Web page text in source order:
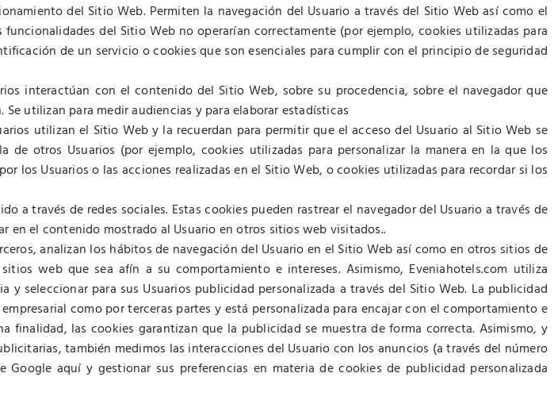
del Sitio Web. Permiten la navegación del Usuario a través del Sitio Web así como el
del Sitio Web no operarían correctamente (por ejemplo, cookies utilizadas para
de un servicio o cookies que son esenciales para cumplir con el principio de seguridad
interactúan con el contenido del Sitio Web, sobre su procedencia, sobre el navegador que
utilizan para medir audiencias y para elaborar estadísticas
utilizan el Sitio Web y la recuerdan para permitir que el acceso del Usuario al Sitio Web se
otros Usuarios (por ejemplo, cookies utilizadas para personalizar la manera en la que los
los Usuarios o las acciones realizadas en el Sitio Web, o cookies utilizadas para recordar si los
a través de redes sociales. Estas cookies pueden rastrear el navegador del Usuario a través de
en el contenido mostrado al Usuario en otros sitios web visitados..
analizan los hábitos de navegación del Usuario en el Sitio Web así como en otros sitios de
web que sea afín a su comportamiento e intereses. Asimismo, Eveniahotels.com utiliza
seleccionar para sus Usuarios publicidad personalizada a través del Sitio Web. La publicidad
como por terceras partes y está personalizada para encajar con el comportamiento e
finalidad, las cookies garantizan que la publicidad se muestra de forma correcta. Asimismo, y
también medimos las interacciones del Usuario con los anuncios (a través del número
aquí y gestionar sus preferencias en materia de cookies de publicidad personalizada